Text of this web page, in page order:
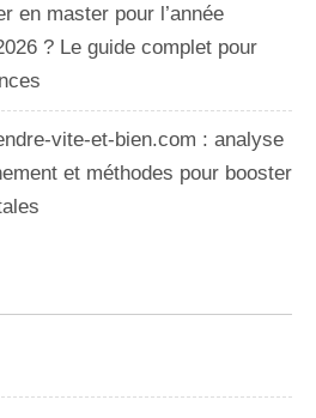
en master pour l’année
? Le guide complet pour
vite-et-bien.com : analyse
et méthodes pour booster